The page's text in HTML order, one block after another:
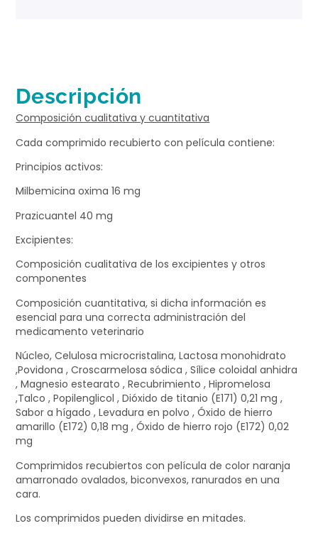
Descripción
Composición cualitativa y cuantitativa
Cada comprimido recubierto con película contiene:
Principios activos:
Milbemicina oxima 16 mg
Prazicuantel 40 mg
Excipientes:
Composición cualitativa de los excipientes y otros
componentes
Composición cuantitativa, si dicha información es
esencial para una correcta administración del
medicamento veterinario
Núcleo, Celulosa microcristalina, Lactosa monohidrato
,Povidona , Croscarmelosa sódica , Sílice coloidal anhidra
, Magnesio estearato , Recubrimiento , Hipromelosa
,Talco , Popilenglicol , Dióxido de titanio (E171) 0,21 mg ,
Sabor a hígado , Levadura en polvo , Óxido de hierro
amarillo (E172) 0,18 mg , Óxido de hierro rojo (E172) 0,02
mg
Comprimidos recubiertos con película de color naranja
amarronado ovalados, biconvexos, ranurados en una
cara.
Los comprimidos pueden dividirse en mitades.